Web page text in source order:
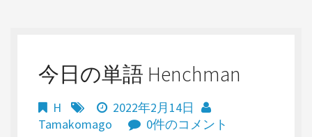
今日の単語 Henchman
H
2022年2月14日
Tamakomago
0件のコメント